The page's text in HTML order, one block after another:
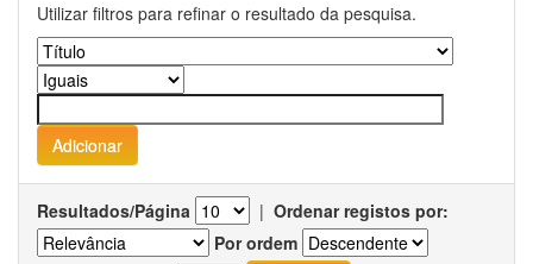
Utilizar filtros para refinar o resultado da pesquisa.
Resultados/Página | Ordenar registos por:
Por ordem